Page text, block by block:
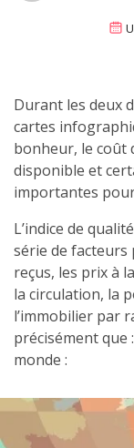
Durant les deux
cartes
bonheur, le coût
disponible et
importantes
L’indice de
série de facteurs
reçus, les prix à
la circulation, la
l’immobilier par
précisément que
monde :